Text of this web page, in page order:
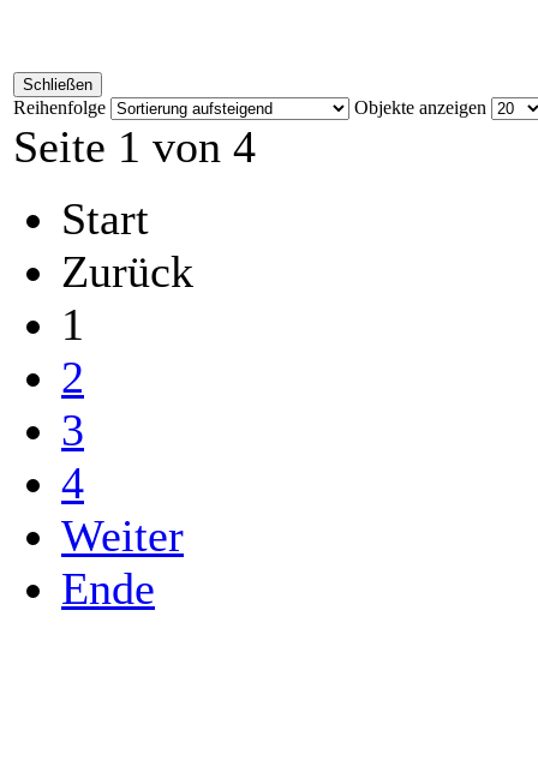
Schließen
Reihenfolge Objekte anzeigen
Seite 1 von 4
Start
Zurück
1
2
3
4
Weiter
Ende